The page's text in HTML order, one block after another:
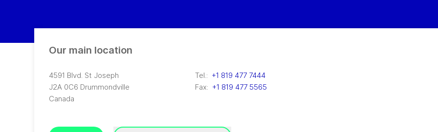
Our main location
4591 Blvd. St Joseph
J2A 0C6 Drummondville
Canada
Tel.: +1 819 477 7444
Fax: +1 819 477 5565